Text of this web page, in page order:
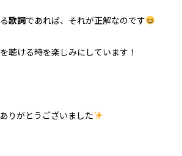
歌詞であれば、それが正解なのです
聴ける時を楽しみにしています！
りがとうございました